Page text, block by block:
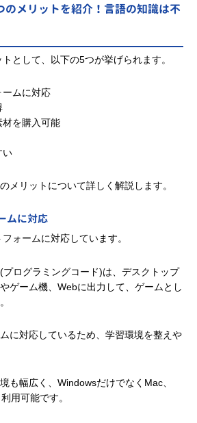
メリットを紹介！言語の知識は不
として、以下の5つが挙げられます。
ムに対応
を購入可能
い
メリットについて詳しく解説します。
ムに対応
ォームに対応しています。
ログラミングコード)は、デスクトップ
ゲーム機、Webに出力して、ゲームとし
に対応しているため、学習環境を整えや
も幅広く、WindowsだけでなくMac、
用可能です。